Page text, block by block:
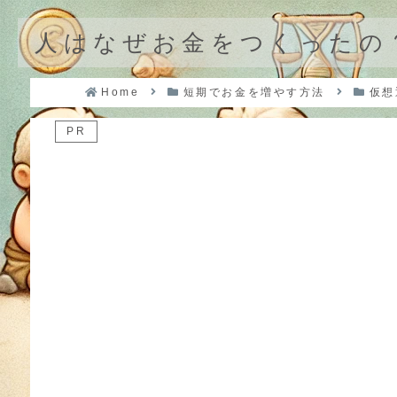
人はなぜお金をつくったの
Home 短期でお金を増やす方法 仮
PR